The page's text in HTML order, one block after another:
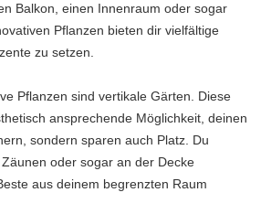
Balkon, einen Innenraum oder sogar
Pflanzen bieten dir vielfältige
zu setzen.
Pflanzen sind vertikale Gärten. Diese
ansprechende Möglichkeit, deinen
sondern sparen auch Platz. Du
oder sogar an der Decke
aus deinem begrenzten Raum